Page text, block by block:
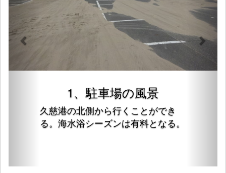
1、駐車場の風景
久慈港の北側から行くことができ
る。海水浴シーズンは有料となる。